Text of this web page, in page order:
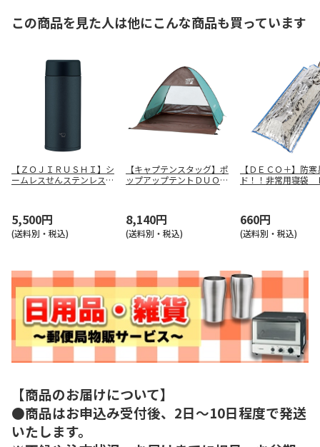
この商品を見た人は他にこんな商品も買っています
【ＺＯＪＩＲＵＳＨＩ】シ
ームレスせんステンレスマ
5,500円
(送料別・税込)
【キャプテンスタッグ】ポ
ップアップテントＤＵＯ
8,140円
(送料別・税込)
【ＤＥＣＯ＋】防
ド！！非常用寝袋
660円
(送料別・税込)
【商品のお届けについて】
●商品はお申込み受付後、2日～10日程度で発送
いたします。